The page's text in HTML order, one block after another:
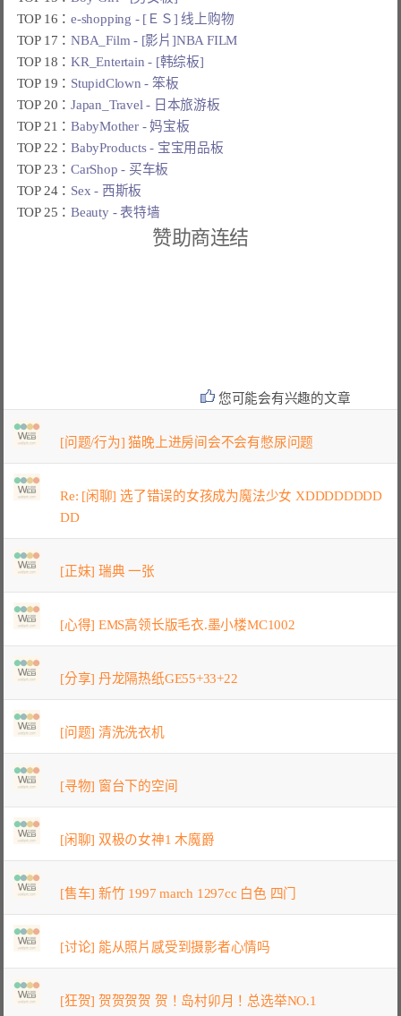
TOP 16：e-shopping - [ＥＳ] 线上购物
TOP 17：NBA_Film - [影片]NBA FILM
TOP 18：KR_Entertain - [韩综板]
TOP 19： StupidClown - 笨板
TOP 20：Japan_Travel - 日本旅游板
TOP 21：BabyMother - 妈宝板
TOP 22：BabyProducts - 宝宝用品板
TOP 23：CarShop - 买车板
TOP 24： Sex - 西斯板
TOP 25：Beauty - 表特墙
赞助商连结
您可能会有兴趣的文章
[问题/行为] 猫晚上进房间会不会有憋尿问题
Re: [闲聊] 选了错误的女孩成为魔法少女 XDDDDDDDD
DD
[正妹] 瑞典 一张
[心得] EMS高领长版毛衣.墨小楼MC1002
[分享] 丹龙隔热纸GE55+33+22
[问题] 清洗洗衣机
[寻物] 窗台下的空间
[闲聊] 双极の女神1 木魔爵
[售车] 新竹 1997 march 1297cc 白色 四门
[讨论] 能从照片感受到摄影者心情吗
[狂贺] 贺贺贺贺 贺！岛村卯月！总选举NO.1